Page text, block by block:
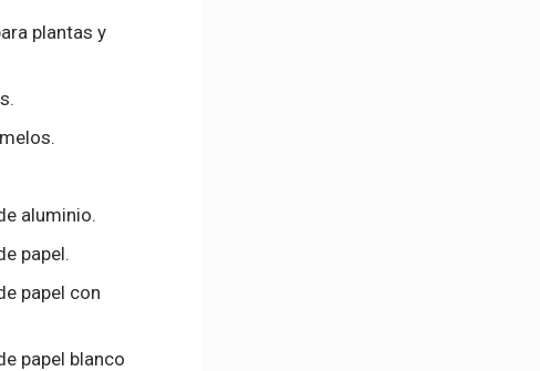
plantas y
aluminio.
papel.
papel con
papel blanco